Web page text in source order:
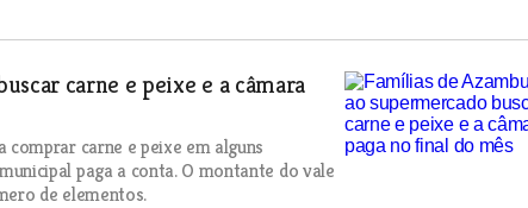
carne e peixe e a câmara
carne e peixe em alguns
paga a conta. O montante do vale
de elementos.